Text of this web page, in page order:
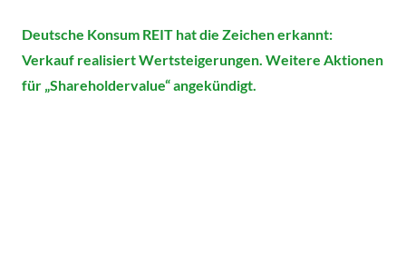
Deutsche Konsum REIT hat die Zeichen erkannt:
Verkauf realisiert Wertsteigerungen. Weitere Aktionen
für „Shareholdervalue“ angekündigt.